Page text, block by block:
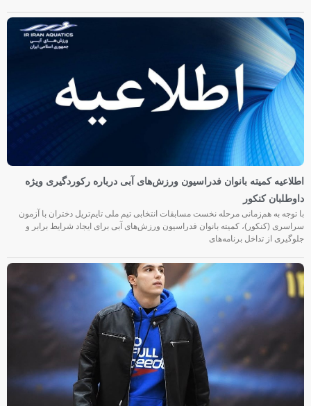
اطلاعیه کمیته بانوان فدراسیون ورزش‌های آبی درباره رکوردگیری ویژه
داوطلبان کنکور
با توجه به هم‌زمانی مرحله نخست مسابقات انتخابی تیم ملی تایم‌تریل دختران با آزمون
سراسری (کنکور)، کمیته بانوان فدراسیون ورزش‌های آبی برای ایجاد شرایط برابر و
جلوگیری از تداخل برنامه‌های